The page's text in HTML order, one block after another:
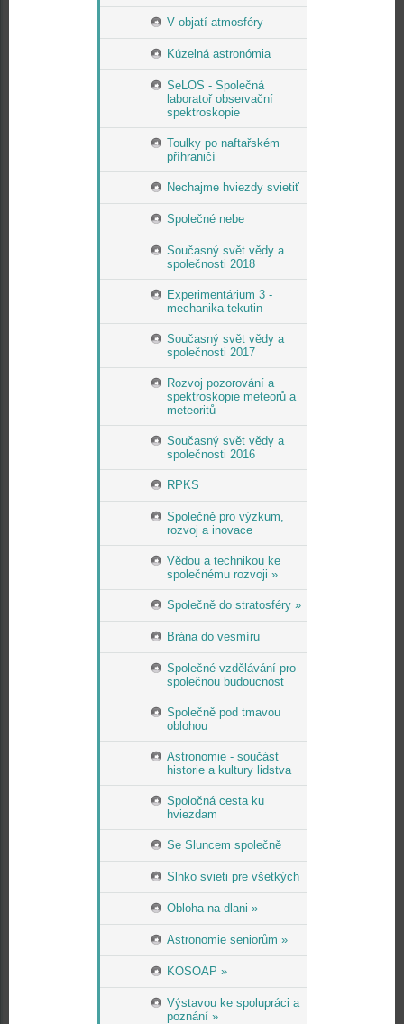
V objatí atmosféry
Kúzelná astronómia
SeLOS - Společná
laboratoř observační
spektroskopie
Toulky po naftařském
příhraničí
Nechajme hviezdy svietiť
Společné nebe
Současný svět vědy a
společnosti 2018
Experimentárium 3 -
mechanika tekutin
Současný svět vědy a
společnosti 2017
Rozvoj pozorování a
spektroskopie meteorů a
meteoritů
Současný svět vědy a
společnosti 2016
RPKS
Společně pro výzkum,
rozvoj a inovace
Vědou a technikou ke
společnému rozvoji »
Společně do stratosféry »
Brána do vesmíru
Společné vzdělávání pro
společnou budoucnost
Společně pod tmavou
oblohou
Astronomie - součást
historie a kultury lidstva
Spoločná cesta ku
hviezdam
Se Sluncem společně
Slnko svieti pre všetkých
Obloha na dlani »
Astronomie seniorům »
KOSOAP »
Výstavou ke spolupráci a
poznání »